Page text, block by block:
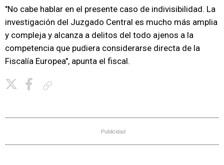
"No cabe hablar en el presente caso de indivisibilidad. La
investigación del Juzgado Central es mucho más amplia
y compleja y alcanza a delitos del todo ajenos a la
competencia que pudiera considerarse directa de la
Fiscalía Europea", apunta el fiscal.
Publicidad